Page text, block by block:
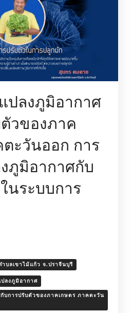
ปลงภูมิอากาศ
วของภาค
ตะวันออก การ
ภูมิอากาศกับ
นระบบการ
บลเขาไม้แก้ว จ.ปราจีนบุรี
ปลงภูมิอากาศ
บการปรับตัวของภาคเกษตร ภาคตะวัน